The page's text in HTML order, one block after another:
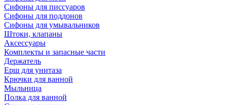
Сифоны для писсуаров
Сифоны для поддонов
Сифоны для умывальников
Штоки, клапаны
Аксессуары
Комплекты и запасные части
Держатель
Ерш для унитаза
Крючки для ванной
Мыльница
Полка для ванной